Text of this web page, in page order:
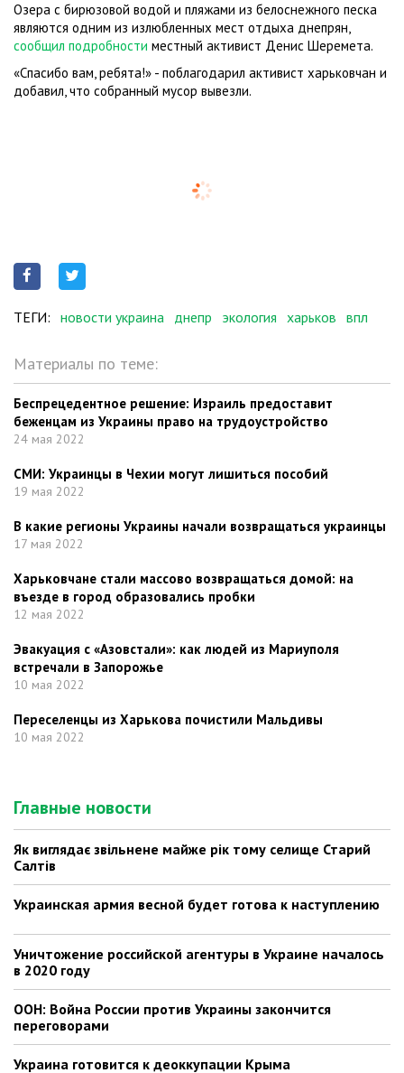
Озера с бирюзовой водой и пляжами из белоснежного песка
являются одним из излюбленных мест отдыха днепрян,
сообщил подробности местный активист Денис Шеремета.
«Спасибо вам, ребята!» - поблагодарил активист харьковчан и
добавил, что собранный мусор вывезли.
ТЕГИ: новости украина днепр экология харьков впл
Материалы по теме:
Беспрецедентное решение: Израиль предоставит
беженцам из Украины право на трудоустройство
24 мая 2022
СМИ: Украинцы в Чехии могут лишиться пособий
19 мая 2022
В какие регионы Украины начали возвращаться украинцы
17 мая 2022
Харьковчане стали массово возвращаться домой: на
въезде в город образовались пробки
12 мая 2022
Эвакуация с «Азовстали»: как людей из Мариуполя
встречали в Запорожье
10 мая 2022
Переселенцы из Харькова почистили Мальдивы
10 мая 2022
Главные новости
Як виглядає звільнене майже рік тому селище Старий
Салтів
Украинская армия весной будет готова к наступлению
Уничтожение российской агентуры в Украине началось
в 2020 году
ООН: Война России против Украины закончится
переговорами
Украина готовится к деоккупации Крыма